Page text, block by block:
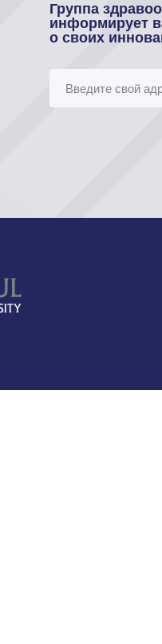
Группа
информирует
о своих